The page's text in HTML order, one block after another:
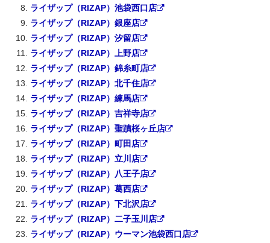
ライザップ（RIZAP）池袋西口店
ライザップ（RIZAP）銀座店
ライザップ（RIZAP）汐留店
ライザップ（RIZAP）上野店
ライザップ（RIZAP）錦糸町店
ライザップ（RIZAP）北千住店
ライザップ（RIZAP）練馬店
ライザップ（RIZAP）吉祥寺店
ライザップ（RIZAP）聖蹟桜ヶ丘店
ライザップ（RIZAP）町田店
ライザップ（RIZAP）立川店
ライザップ（RIZAP）八王子店
ライザップ（RIZAP）葛西店
ライザップ（RIZAP）下北沢店
ライザップ（RIZAP）二子玉川店
ライザップ（RIZAP）ウーマン池袋西口店